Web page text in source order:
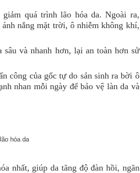
quá trình lão hóa da. Ngoài ra,
nắng mặt trời, ô nhiễm không khí,
và nhanh hơn, lại an toàn hơn sử
công của gốc tự do sản sinh ra bời ô
nhan mỗi ngày để bảo vệ làn da và
nhất, giúp da tăng độ đàn hồi, ngăn